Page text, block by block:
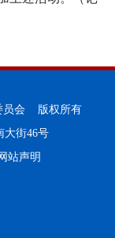
员会 版权所有
大街46号
站声明